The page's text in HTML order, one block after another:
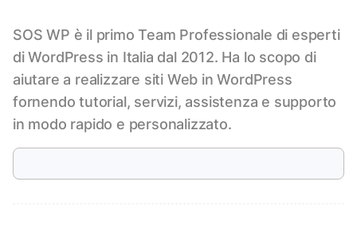
SOS WP è il primo Team Professionale di esperti
di WordPress in Italia dal 2012. Ha lo scopo di
aiutare a realizzare siti Web in WordPress
fornendo tutorial, servizi, assistenza e supporto
in modo rapido e personalizzato.